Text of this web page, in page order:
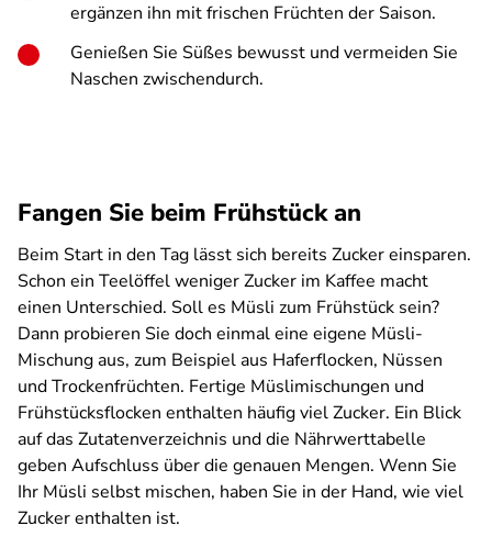
ergänzen ihn mit frischen Früchten der Saison.
Genießen Sie Süßes bewusst und vermeiden Sie
Naschen zwischendurch.
Fangen Sie beim Frühstück an
Beim Start in den Tag lässt sich bereits Zucker einsparen.
Schon ein Teelöffel weniger Zucker im Kaffee macht
einen Unterschied. Soll es Müsli zum Frühstück sein?
Dann probieren Sie doch einmal eine eigene Müsli-
Mischung aus, zum Beispiel aus Haferflocken, Nüssen
und Trockenfrüchten. Fertige Müslimischungen und
Frühstücksflocken enthalten häufig viel Zucker. Ein Blick
auf das Zutatenverzeichnis und die Nährwerttabelle
geben Aufschluss über die genauen Mengen. Wenn Sie
Ihr Müsli selbst mischen, haben Sie in der Hand, wie viel
Zucker enthalten ist.